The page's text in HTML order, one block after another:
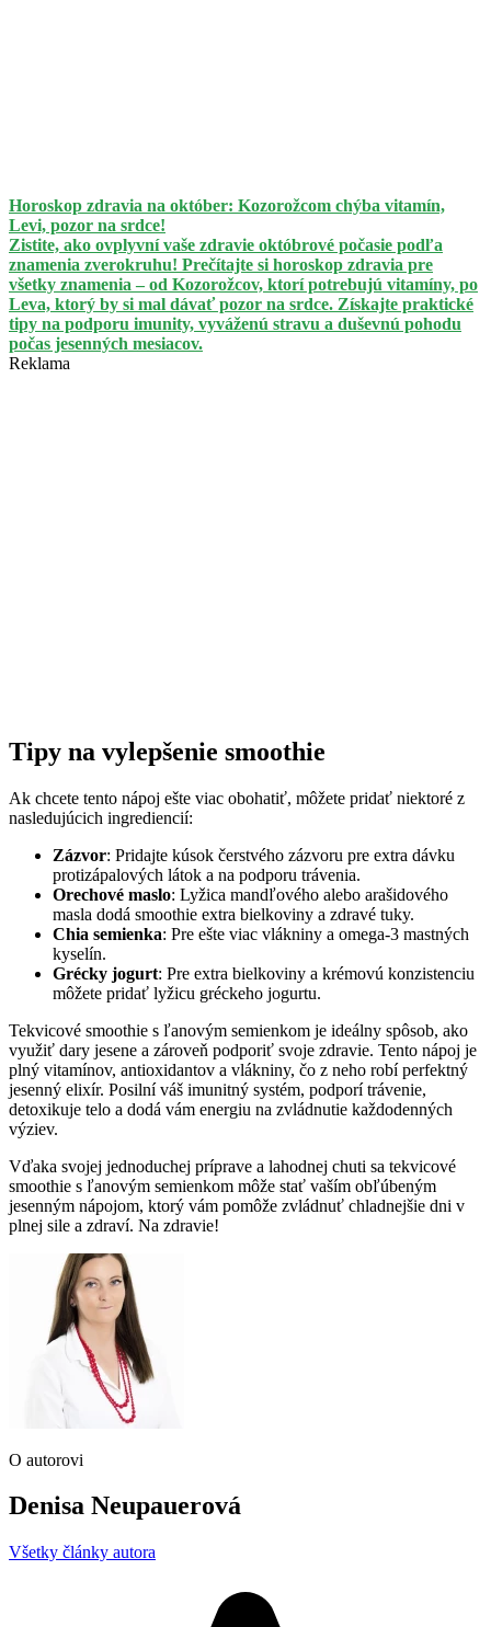
Horoskop zdravia na október: Kozorožcom chýba vitamín,
Levi, pozor na srdce!
Zistite, ako ovplyvní vaše zdravie októbrové počasie podľa
znamenia zverokruhu! Prečítajte si horoskop zdravia pre
všetky znamenia – od Kozorožcov, ktorí potrebujú vitamíny, po
Leva, ktorý by si mal dávať pozor na srdce. Získajte praktické
tipy na podporu imunity, vyváženú stravu a duševnú pohodu
počas jesenných mesiacov.
Reklama
Tipy na vylepšenie smoothie
Ak chcete tento nápoj ešte viac obohatiť, môžete pridať niektoré z
nasledujúcich ingrediencií:
Zázvor: Pridajte kúsok čerstvého zázvoru pre extra dávku
protizápalových látok a na podporu trávenia.
Orechové maslo: Lyžica mandľového alebo arašidového
masla dodá smoothie extra bielkoviny a zdravé tuky.
Chia semienka: Pre ešte viac vlákniny a omega-3 mastných
kyselín.
Grécky jogurt: Pre extra bielkoviny a krémovú konzistenciu
môžete pridať lyžicu gréckeho jogurtu.
Tekvicové smoothie s ľanovým semienkom je ideálny spôsob, ako
využiť dary jesene a zároveň podporiť svoje zdravie. Tento nápoj je
plný vitamínov, antioxidantov a vlákniny, čo z neho robí perfektný
jesenný elixír. Posilní váš imunitný systém, podporí trávenie,
detoxikuje telo a dodá vám energiu na zvládnutie každodenných
výziev.
Vďaka svojej jednoduchej príprave a lahodnej chuti sa tekvicové
smoothie s ľanovým semienkom môže stať vaším obľúbeným
jesenným nápojom, ktorý vám pomôže zvládnuť chladnejšie dni v
plnej sile a zdraví. Na zdravie!
O autorovi
Denisa Neupauerová
Všetky články autora